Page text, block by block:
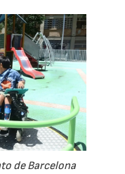
de Barcelona